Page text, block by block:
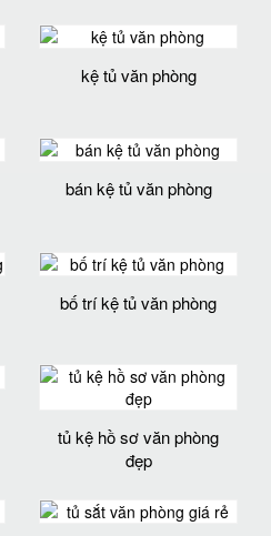
kệ tủ văn phòng
bán kệ tủ văn phòng
bố trí kệ tủ văn phòng
tủ kệ hồ sơ văn phòng
đẹp